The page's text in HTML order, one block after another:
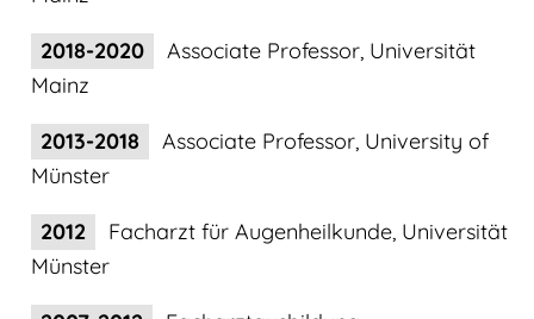
2018-2020
Associate Professor, Universität
Mainz
2013-2018
Associate Professor, University of
Münster
2012
Facharzt für Augenheilkunde, Universität
Münster